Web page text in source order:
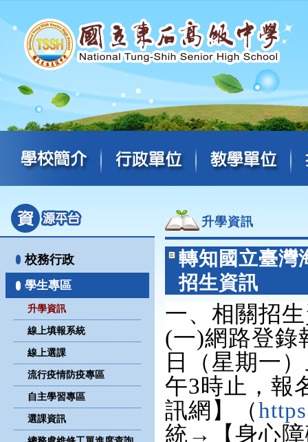
校務行政
學生專區
升學資訊
線上填報系統
線上選課
流行疫情防疫專區
自主學習專區
選課資訊
升學資訊
轉知國立臺灣
招生資訊
一、相關招
(一)網路登錄
日（星期一
午3時止，報
訊網】（
統→【身心障